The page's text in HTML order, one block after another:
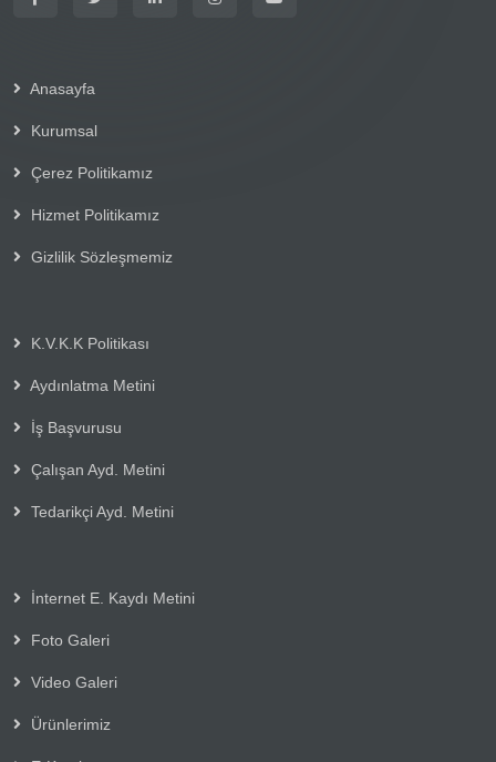
Anasayfa
Kurumsal
Çerez Politikamız
Hizmet Politikamız
Gizlilik Sözleşmemiz
K.V.K.K Politikası
Aydınlatma Metini
İş Başvurusu
Çalışan Ayd. Metini
Tedarikçi Ayd. Metini
İnternet E. Kaydı Metini
Foto Galeri
Video Galeri
Ürünlerimiz